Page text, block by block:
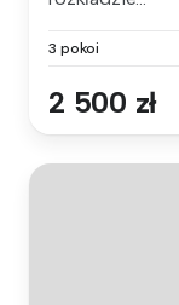
3 pokoi
2 500 zł